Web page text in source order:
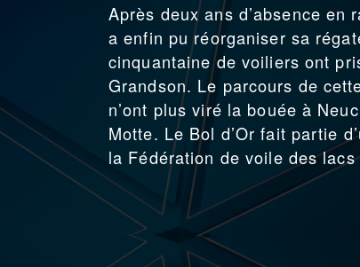
Après deux ans d’absence
a enfin pu réorganiser sa
cinquantaine de voiliers ont
Grandson. Le parcours de
n’ont plus viré la bouée à
Motte. Le Bol d’Or fait partie
la Fédération de voile des